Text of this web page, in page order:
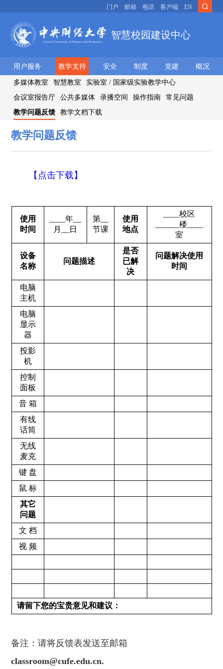
门户 邮箱 电话 客户端 EN
智慧校园建设中心
用户服务 教学支持 安全 制度 党建 概况
多媒体教室 智慧教室
实验室 / 国家级实验教学中心
会议室报告厅
公共多媒体 录播空间 操作指南
常见问题
教学问题反馈
教学文档下载
教学问题反馈
【点击下载】
使用
时间
____年__
月__日
第__
节课
使用
地点
____校区
______楼____
室
设备
名称
问题描述
是否
已解
决
问题解决使用
时间
电脑
主机
电脑
显示
器
投影
机
控制
面板
音 箱
有线
话筒
无线
麦克
键 盘
鼠 标
其它
问题
文 档
视 频
请留下您的宝贵意见和建议：
备注：请将反馈表发送至邮箱
classroom@cufe.edu.cn.